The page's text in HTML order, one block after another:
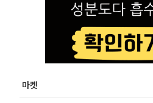
마켓